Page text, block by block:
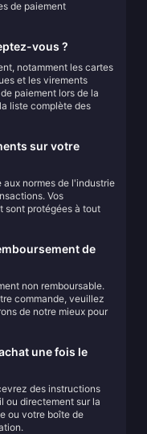
de paiement
vous ?
notamment les cartes
et les virements
paiement lors de la
liste complète des
sur votre
normes de l'industrie
Vos
sont protégées à tout
de
non remboursable.
commande, veuillez
de notre mieux pour
une fois le
des instructions
ou directement sur la
ou votre boîte de